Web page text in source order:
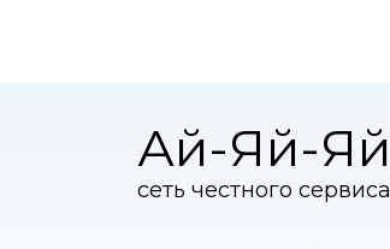
Ай-Яй-Яй
сеть честного сервиса